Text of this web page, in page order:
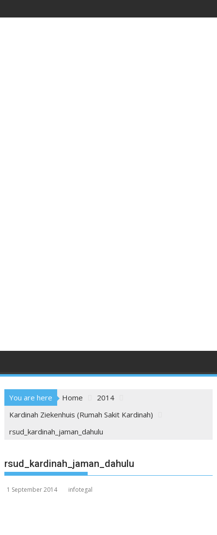
to
You are here Home
2014
Kardinah Ziekenhuis (Rumah Sakit Kardinah)
rsud_kardinah_jaman_dahulu
rsud_kardinah_jaman_dahulu
1 September 2014 infotegal